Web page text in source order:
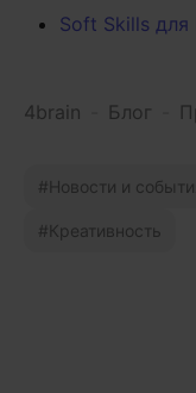
Soft Skills для
4brain Блог
Новости и
Креативность